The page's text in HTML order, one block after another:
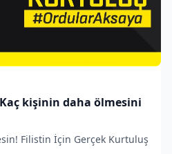
kişinin daha ölmesini
Filistin İçin Gerçek Kurtuluş